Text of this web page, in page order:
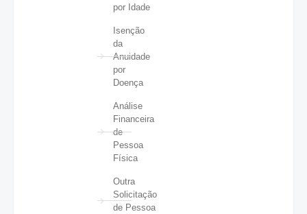
por Idade
Isenção
da
Anuidade
por
Doença
Análise
Financeira
de
Pessoa
Física
Outra
Solicitação
de Pessoa